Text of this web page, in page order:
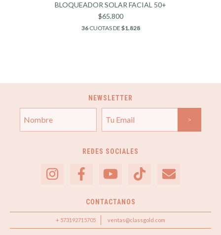
BLOQUEADOR SOLAR FACIAL 50+
$65.800
36CUOTAS DE $1.828
NEWSLETTER
REDES SOCIALES
CONTACTANOS
+ 573192715705 ventas@classgold.com